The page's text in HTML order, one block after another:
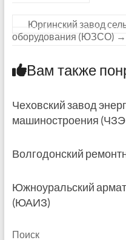
Юргинский завод
оборудования (ЮЗСО) →
Вам также
Чеховский завод
машиностроения
Волгодонский
Южноуральский
(ЮАИЗ)
Поиск